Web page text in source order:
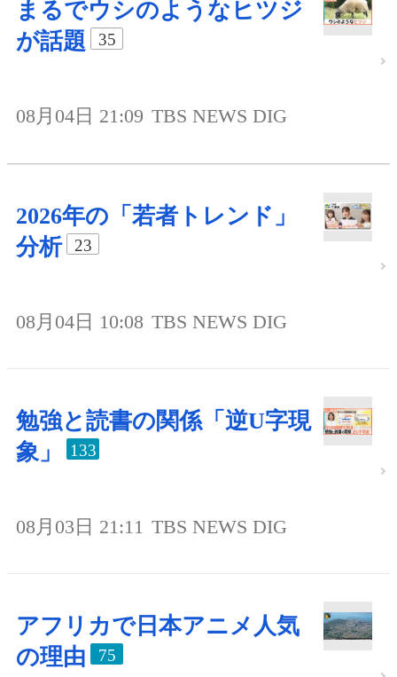
まるでウシのようなヒツジ
が話題
35
08月04日 21:09 TBS NEWS DIG
2026年の「若者トレンド」
分析
23
08月04日 10:08 TBS NEWS DIG
勉強と読書の関係「逆U字現
象」
133
08月03日 21:11 TBS NEWS DIG
アフリカで日本アニメ人気
の理由
75